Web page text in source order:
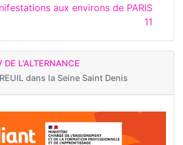
aux environs de PARIS
11
DE L'ALTERNANCE
dans la Seine Saint Denis